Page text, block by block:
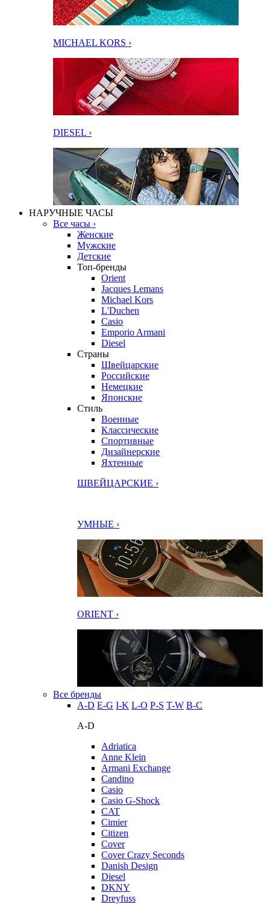
MICHAEL KORS ›
DIESEL ›
НАРУЧНЫЕ ЧАСЫ
Все часы ›
Женские
Мужские
Детские
Топ-бренды
Orient
Jacques Lemans
Michael Kors
L'Duchen
Casio
Emporio Armani
Diesel
Страны
Швейцарские
Российские
Немецкие
Японские
Стиль
Военные
Классические
Спортивные
Дизайнерские
Яхтенные
ШВЕЙЦАРСКИЕ ›
УМНЫЕ ›
ORIENT ›
Все бренды
A-D E-G I-K L-O P-S T-W В-С
A-D
Adriatica
Anne Klein
Armani Exchange
Candino
Casio
Casio G-Shock
CAT
Cimier
Citizen
Cover
Cover Crazy Seconds
Danish Design
Diesel
DKNY
Dreyfuss